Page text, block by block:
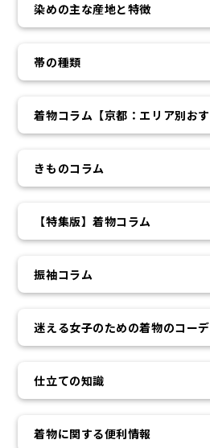
染めの主な産地と特徴
帯の種類
着物コラム【京都：エリア別おす
きものコラム
【特集版】着物コラム
振袖コラム
迷える女子のための着物のコー
仕立ての知識
着物に関する便利情報